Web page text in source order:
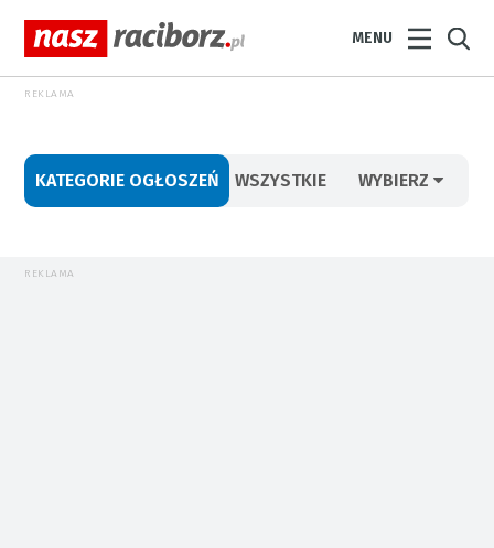
MENU
REKLAMA
KATEGORIE OGŁOSZEŃ WSZYSTKIE WYBIERZ
REKLAMA